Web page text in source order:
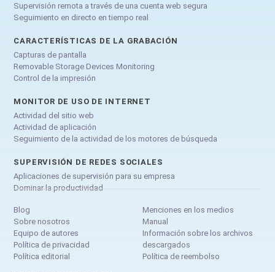
Supervisión remota a través de una cuenta web segura
Seguimiento en directo en tiempo real
CARACTERÍSTICAS DE LA GRABACIÓN
Capturas de pantalla
Removable Storage Devices Monitoring
Control de la impresión
MONITOR DE USO DE INTERNET
Actividad del sitio web
Actividad de aplicación
Seguimiento de la actividad de los motores de búsqueda
SUPERVISIÓN DE REDES SOCIALES
Aplicaciones de supervisión para su empresa
Dominar la productividad
Blog
Sobre nosotros
Equipo de autores
Política de privacidad
Política editorial
Menciones en los medios
Manual
Información sobre los archivos
descargados
Política de reembolso